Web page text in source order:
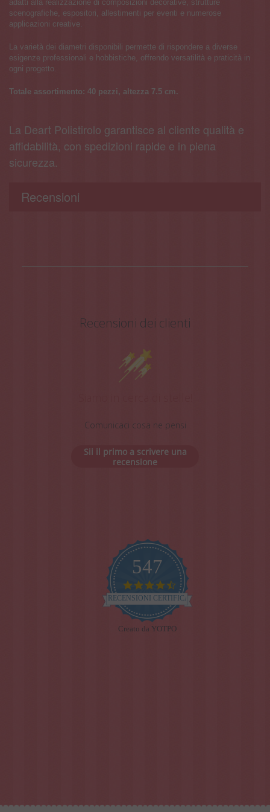
adatti alla realizzazione di composizioni decorative, strutture
scenografiche, espositori, allestimenti per eventi e numerose
applicazioni creative.
La varietà dei diametri disponibili permette di rispondere a diverse
esigenze professionali e hobbistiche, offrendo versatilità e praticità in
ogni progetto.
Totale assortimento: 40 pezzi, altezza 7.5 cm.
La Deart Polistirolo garantisce al cliente qualità e
affidabilità, con spedizioni rapide e in piena
sicurezza.
Recensioni
Recensioni dei clienti
Comunicaci cosa ne pensi
Sii il primo a scrivere una
recensione
547
4.7
star
rating
RECENSIONI CERTIFICATE
Creato da YOTPO